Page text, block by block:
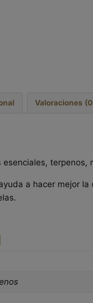
Valoraciones
a hacer mejor